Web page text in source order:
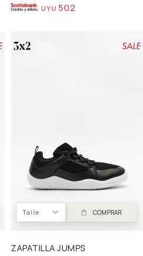
UYU 502
Talle COMPRAR
ZAPATILLA JUMPS